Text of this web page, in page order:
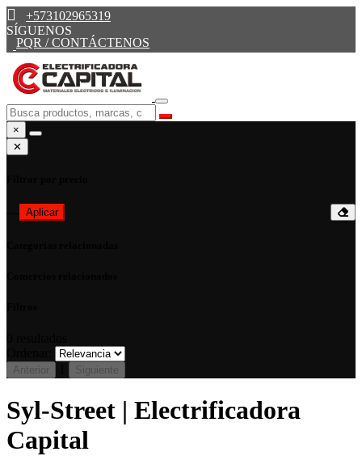
+573102965319
SÍGUENOS
PQR / CONTÁCTENOS
×
✕
Aplicar
Anterior Siguiente
Syl-Street | Electrificadora
Capital